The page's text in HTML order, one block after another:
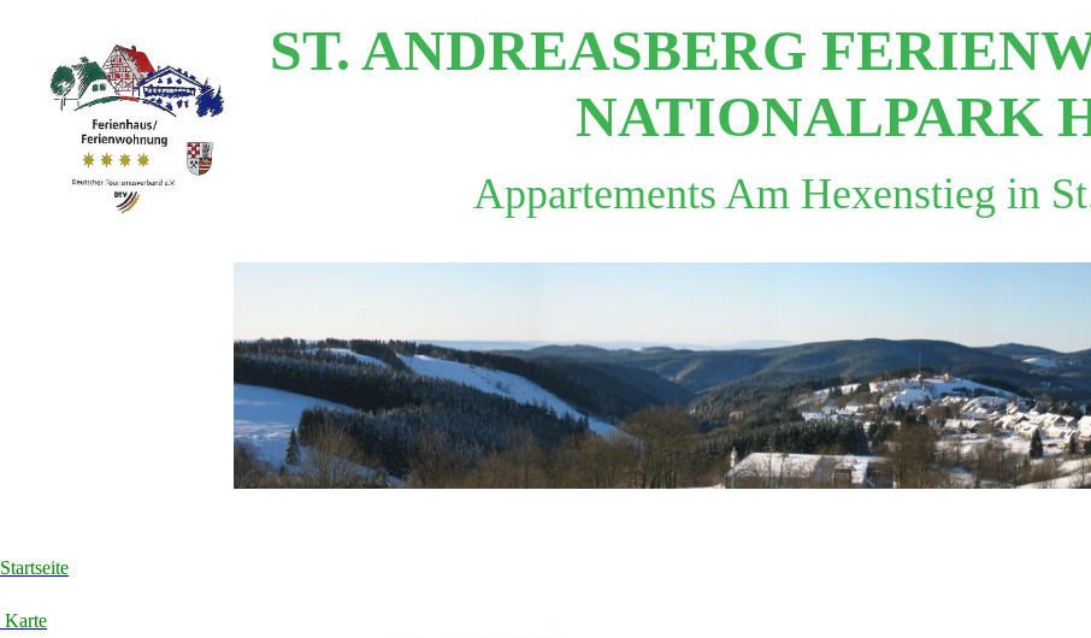
ST. ANDREASBERG
NATIONALPARK
Appartements Am Hexenstieg in
Startseite
Karte